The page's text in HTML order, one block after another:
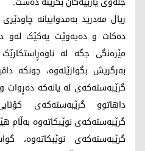
ریال مەدرید بەمدواییانە
دەکات و دەیەوێت یەکێک لەو
مێرەنگی جگە لە
بەرگریش بگوازێتەوە، چونکە
گرێبەستەکەی لە یانەکە دەڕوات
داهاتوو گرێبەستەکەی
گرێبەستەکەی نوێبکاتەوە بەڵام
گرێبەستەکەی نوێبکاتەوە،